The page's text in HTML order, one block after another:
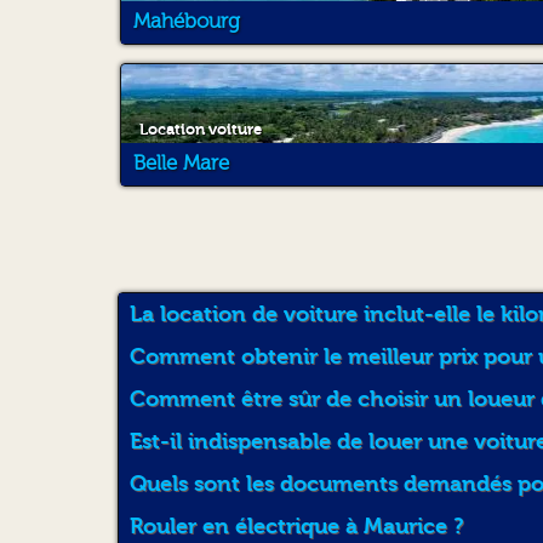
Mahébourg
Location voiture
Belle Mare
La location de voiture inclut-elle le
Comment obtenir le meilleur prix pour
Comment être sûr de choisir un loueur
Est-il indispensable de louer une
Quels sont les documents demandés
Rouler en électrique à Maurice ?